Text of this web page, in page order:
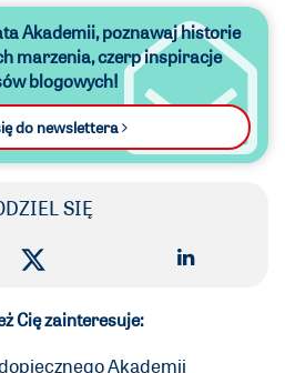
Akademii,poznawaj historie
marzenia,czerp inspiracje
blogowych!
do newslettera
SIĘ
Cię zainteresuje:
Akademii